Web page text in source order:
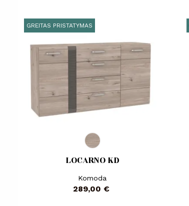
GREITAS PRISTATYMAS
LOCARNO KD
Komoda
Kaina
289,00 €